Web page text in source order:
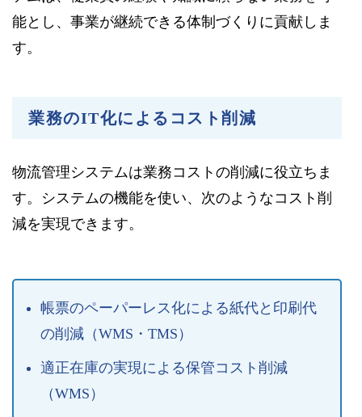
能とし、事業が継続できる体制づくりに貢献しま
す。
業務のIT化によるコスト削減
物流管理システムは業務コストの削減に役立ちま
す。システムの機能を使い、次のようなコスト削
減を実現できます。
帳票のペーパーレス化による紙代と印刷代
の削減（WMS・TMS）
適正在庫の実現による保管コスト削減
（WMS）